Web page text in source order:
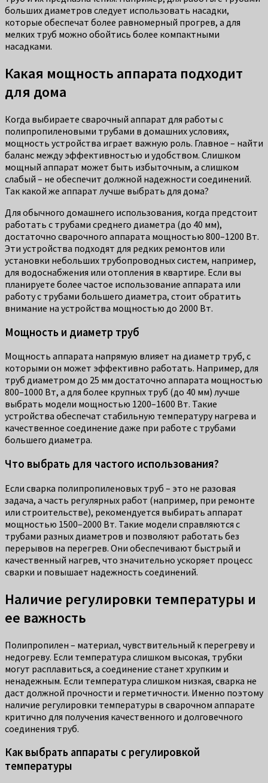
больших диаметров следует использовать насадки,
которые обеспечат более равномерный прогрев, а для
мелких труб можно обойтись более компактными
насадками.
Какая мощность аппарата подходит
для дома
Когда выбираете сварочный аппарат для работы с
полипропиленовыми трубами в домашних условиях,
мощность устройства играет важную роль. Главное – найти
баланс между эффективностью и удобством. Слишком
мощный аппарат может быть избыточным, а слишком
слабый – не обеспечит должной надежности соединений.
Так какой же аппарат лучше выбрать для дома?
Для обычного домашнего использования, когда предстоит
работать с трубами среднего диаметра (до 40 мм),
достаточно сварочного аппарата мощностью 800–1200 Вт.
Эти устройства подходят для редких ремонтов или
установки небольших трубопроводных систем, например,
для водоснабжения или отопления в квартире. Если вы
планируете более частое использование аппарата или
работу с трубами большего диаметра, стоит обратить
внимание на устройства мощностью до 2000 Вт.
Мощность и диаметр труб
Мощность аппарата напрямую влияет на диаметр труб, с
которыми он может эффективно работать. Например, для
труб диаметром до 25 мм достаточно аппарата мощностью
800–1000 Вт, а для более крупных труб (до 40 мм) лучше
выбрать модели мощностью 1200–1600 Вт. Такие
устройства обеспечат стабильную температуру нагрева и
качественное соединение даже при работе с трубами
большего диаметра.
Что выбрать для частого использования?
Если сварка полипропиленовых труб – это не разовая
задача, а часть регулярных работ (например, при ремонте
или строительстве), рекомендуется выбирать аппарат
мощностью 1500–2000 Вт. Такие модели справляются с
трубами разных диаметров и позволяют работать без
перерывов на перегрев. Они обеспечивают быстрый и
качественный нагрев, что значительно ускоряет процесс
сварки и повышает надежность соединений.
Наличие регулировки температуры и
ее важность
Полипропилен – материал, чувствительный к перегреву и
недогреву. Если температура слишком высокая, трубки
могут расплавиться, а соединение станет хрупким и
ненадежным. Если температура слишком низкая, сварка не
даст должной прочности и герметичности. Именно поэтому
наличие регулировки температуры в сварочном аппарате
критично для получения качественного и долговечного
соединения труб.
Как выбрать аппараты с регулировкой
температуры